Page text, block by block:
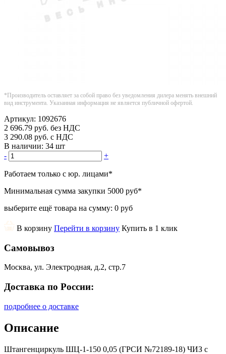
*Производитель оставляет за собой право без уведомления дилера менять внешний
вид инструмента. Указанная информация не является публичной офертой.
Артикул: 1092676
2 696.79 руб. без НДС
3 290.08 руб. с НДС
В наличии: 34 шт
-
+
Работаем только с юр. лицами*
Минимальная сумма закупки 5000 руб*
выберите ещё товара на сумму: 0 руб
В корзину Перейти в корзину Купить в 1 клик
Самовывоз
Москва, ул. Электродная, д.2, стр.7
Доставка по России:
подробнее о доставке
Описание
Штангенциркуль ШЦ-1-150 0,05 (ГРСИ №72189-18) ЧИЗ с